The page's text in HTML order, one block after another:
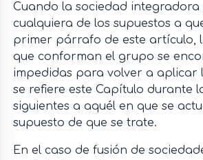
Cuando la sociedad integradora
cualquiera de los supuestos a
primer párrafo de este artículo,
que conforman el grupo se
impedidas para volver a aplicar
se refiere este Capítulo durante
siguientes a aquél en que se
supuesto de que se trate.
En el caso de fusión de